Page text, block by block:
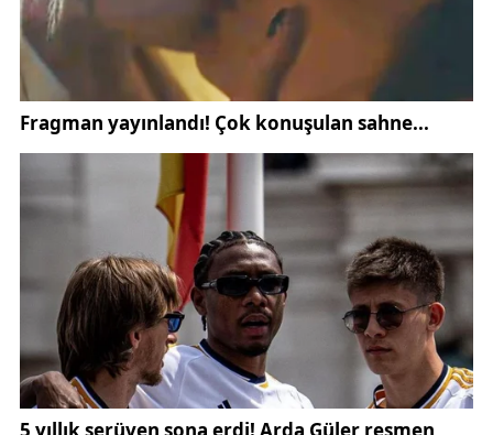
Van’da kronik bir sorun haline gelen uçuş sorununu
bitirecek önemli bir projenin müjdesi verildi. Sadece
Van’ın değil çevre illerin de yükünü alan ve İranlıların
da batıya gitmek için tercih ettiği Van Ferit Melen
Havalimanı’nda bilet fiyatları el yakarken uçak
bulmak da adeta imkânsız hal geldi.
KAYATÜRK ÖNEMLİ MÜJDELER VERDİ
2019 yılında ortaya çıkan pandemiden bu yana
artarak büyüyen sorun o yıllardan bu yana büyürken
kentin de en önemli sorunu haline gelen uçak
sorununu bitirecek yeni bir proje geliyor. Kentteki
gazetecilerle iftar yemeğinde bir araya gelen AK